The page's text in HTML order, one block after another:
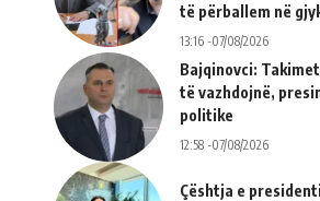
të përballem në
13:16 -07/08/2026
Bajqinovci:
të vazhdojnë,
politike
12:58 -07/08/2026
Çështja e